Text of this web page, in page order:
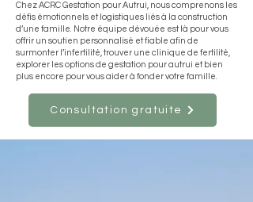
Chez ACRC Gestation pour Autrui, nous comprenons les
défis émotionnels et logistiques liés à la construction
d’une famille. Notre équipe dévouée est là pour vous
offrir un soutien personnalisé et fiable afin de
surmonter l’infertilité, trouver une clinique de fertilité,
explorer les options de gestation pour autrui et bien
plus encore pour vous aider à fonder votre famille.
Consultation gratuite